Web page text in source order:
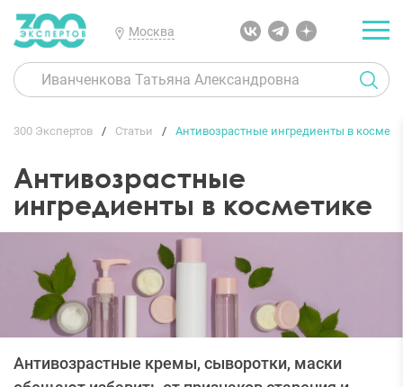
Москва
300 Экспертов Статьи Антивозрастные ингредиенты в
Антивозрастные
ингредиенты в косметике
Антивозрастные кремы, сыворотки, маски